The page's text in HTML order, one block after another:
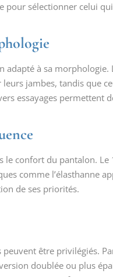
pour sélectionner celui
à sa
jambes, tandis que
essayages permettent
le confort du pantalon.
comme l’élasthanne
de ses priorités.
être privilégiés.
doublée ou plus